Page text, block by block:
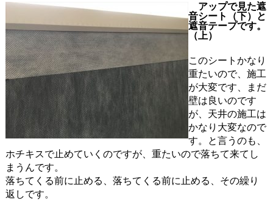
アップで見た遮
音シート（下）と
遮音テープです。
（上）
このシートかなり
重たいので、施工
が大変です、まだ
壁は良いのです
が、天井の施工は
かなり大変なので
す。と言うのも、
ホチキスで止めていくのですが、重たいので落ちて来てし
まうんです。
落ちてくる前に止める、落ちてくる前に止める、その繰り
返しです。